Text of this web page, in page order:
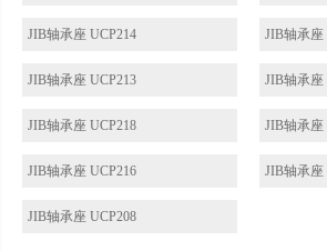
JIB轴承座 UCP214 JIB轴承座
JIB轴承座 UCP213 JIB轴承座
JIB轴承座 UCP218 JIB轴承座
JIB轴承座 UCP216 JIB轴承座
JIB轴承座 UCP208